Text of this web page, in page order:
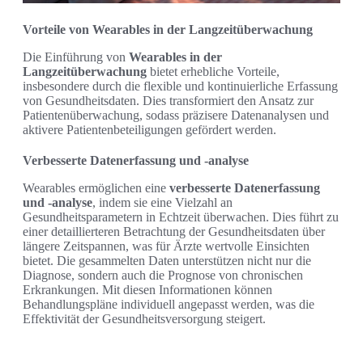
Vorteile von Wearables in der Langzeitüberwachung
Die Einführung von Wearables in der
Langzeitüberwachung bietet erhebliche Vorteile,
insbesondere durch die flexible und kontinuierliche Erfassung
von Gesundheitsdaten. Dies transformiert den Ansatz zur
Patientenüberwachung, sodass präzisere Datenanalysen und
aktivere Patientenbeteiligungen gefördert werden.
Verbesserte Datenerfassung und -analyse
Wearables ermöglichen eine verbesserte Datenerfassung
und -analyse, indem sie eine Vielzahl an
Gesundheitsparametern in Echtzeit überwachen. Dies führt zu
einer detaillierteren Betrachtung der Gesundheitsdaten über
längere Zeitspannen, was für Ärzte wertvolle Einsichten
bietet. Die gesammelten Daten unterstützen nicht nur die
Diagnose, sondern auch die Prognose von chronischen
Erkrankungen. Mit diesen Informationen können
Behandlungspläne individuell angepasst werden, was die
Effektivität der Gesundheitsversorgung steigert.